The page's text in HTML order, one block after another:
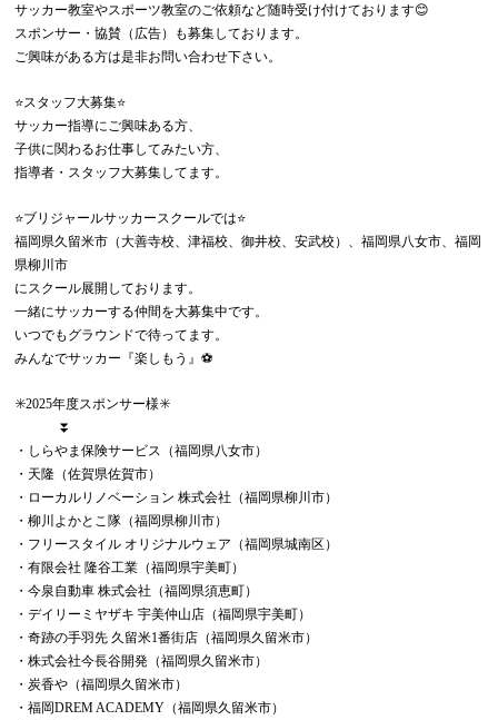
サッカー教室やスポーツ教室のご依頼など随時受け付けております😊
スポンサー・協賛（広告）も募集しております。
ご興味がある方は是非お問い合わせ下さい。
⭐️スタッフ大募集⭐️
サッカー指導にご興味ある方、
子供に関わるお仕事してみたい方、
指導者・スタッフ大募集してます。
⭐️ブリジャールサッカースクールでは⭐️
福岡県久留米市（大善寺校、津福校、御井校、安武校）、福岡県八女市、福岡
県柳川市
にスクール展開しております。
一緒にサッカーする仲間を大募集中です。
いつでもグラウンドで待ってます。
みんなでサッカー『楽しもう』⚽️
✳️2025年度スポンサー様✳️
⏬
・しらやま保険サービス（福岡県八女市）
・天隆（佐賀県佐賀市）
・ローカルリノベーション 株式会社（福岡県柳川市）
・柳川よかとこ隊（福岡県柳川市）
・フリースタイル オリジナルウェア（福岡県城南区）
・有限会社 隆谷工業（福岡県宇美町）
・今泉自動車 株式会社（福岡県須恵町）
・デイリーミヤザキ 宇美仲山店（福岡県宇美町）
・奇跡の手羽先 久留米1番街店（福岡県久留米市）
・株式会社今長谷開発（福岡県久留米市）
・炭香や（福岡県久留米市）
・福岡DREM ACADEMY（福岡県久留米市）